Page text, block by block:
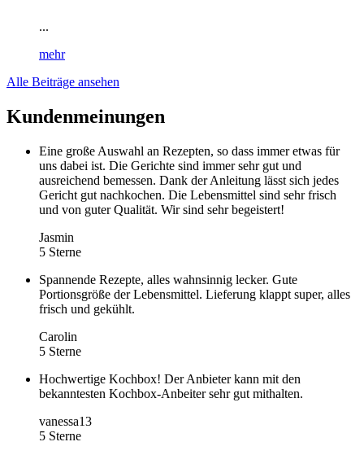
...
mehr
Alle Beiträge ansehen
Kundenmeinungen
Eine große Auswahl an Rezepten, so dass immer etwas für
uns dabei ist. Die Gerichte sind immer sehr gut und
ausreichend bemessen. Dank der Anleitung lässt sich jedes
Gericht gut nachkochen. Die Lebensmittel sind sehr frisch
und von guter Qualität. Wir sind sehr begeistert!
Jasmin
5 Sterne
Spannende Rezepte, alles wahnsinnig lecker. Gute
Portionsgröße der Lebensmittel. Lieferung klappt super, alles
frisch und gekühlt.
Carolin
5 Sterne
Hochwertige Kochbox! Der Anbieter kann mit den
bekanntesten Kochbox-Anbeiter sehr gut mithalten.
vanessa13
5 Sterne